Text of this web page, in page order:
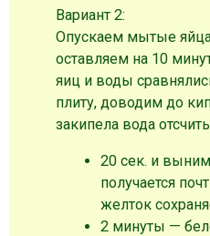
Вариант 2:
Опускаем мытые
оставляем на 10
яиц и воды
плиту, доводим до
закипела вода
20 сек. и
получается
желток
2 минуты —